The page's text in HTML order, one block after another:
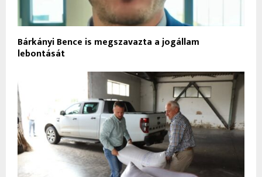
Bárkányi Bence is megszavazta a jogállam
lebontását